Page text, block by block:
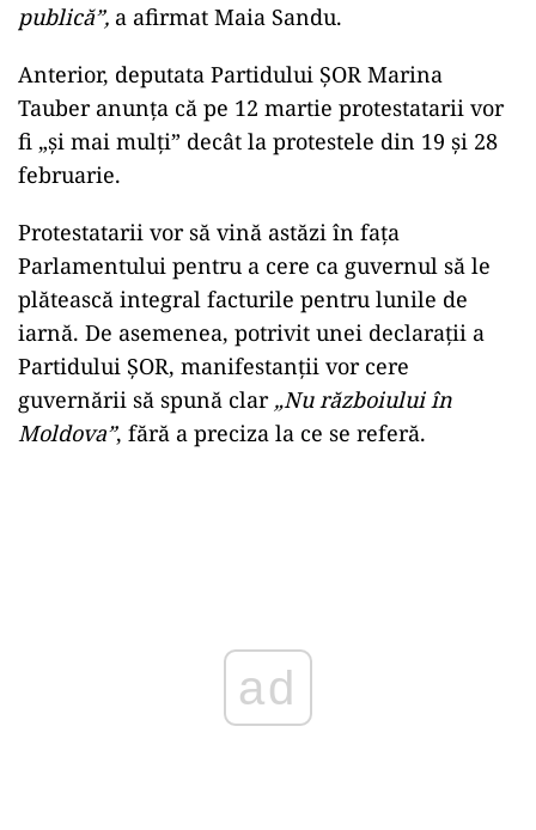
publică”, a afirmat Maia Sandu.
Anterior, deputata Partidului ŞOR Marina
Tauber anunţa că pe 12 martie protestatarii vor
fi „şi mai mulţi” decât la protestele din 19 şi 28
februarie.
Protestatarii vor să vină astăzi în faţa
Parlamentului pentru a cere ca guvernul să le
plătească integral facturile pentru lunile de
iarnă. De asemenea, potrivit unei declaraţii a
Partidului ŞOR, manifestanţii vor cere
guvernării să spună clar „Nu războiului în
Moldova”, fără a preciza la ce se referă.
ad